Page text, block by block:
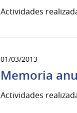
Actividades
01/03/2013
Memoria
Actividades